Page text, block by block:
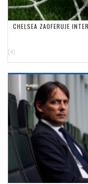
CHELSEA ZAOFERUJE
[4]